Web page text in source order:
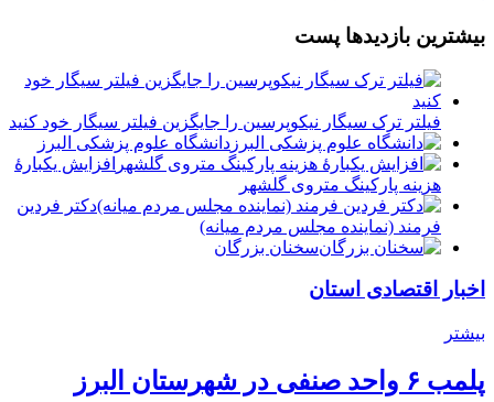
بیشترین بازدیدها پست
فیلتر ترک سیگار نیکوپرسین را جایگزین فیلتر سیگار خود کنید
دانشگاه علوم پزشکی البرز
افزایش یکبارۀ
هزینه پارکینگ متروی گلشهر
دكتر فردين
فرمند (نماينده مجلس مردم میانه)
سخنان بزرگان
اخبار اقتصادی استان
بیشتر
پلمب ۶ واحد صنفی در شهرستان البرز